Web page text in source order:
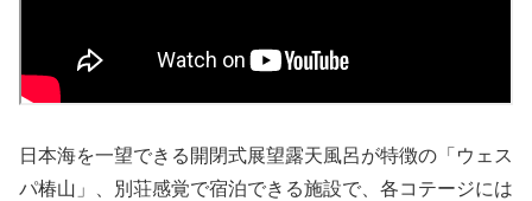
日本海を一望できる開閉式展望露天風呂が特徴の「ウェス
パ椿山」、別荘感覚で宿泊できる施設で、各コテージには